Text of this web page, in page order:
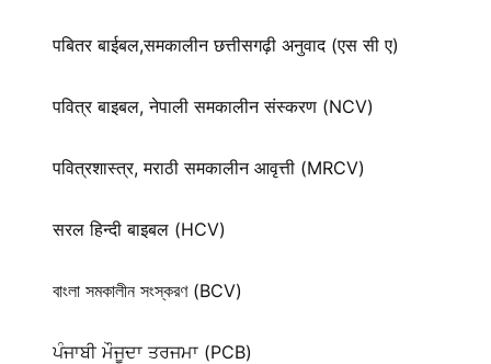
पबितर बाईबल,समकालीन छत्तीसगढ़ी अनुवाद (एस सी ए)
पवित्र बाइबल, नेपाली समकालीन संस्करण (NCV)
पवित्रशास्त्र, मराठी समकालीन आवृत्ती (MRCV)
सरल हिन्दी बाइबल (HCV)
বাংলা সমকালীন সংস্করণ (BCV)
ਪੰਜਾਬੀ ਮੌਜੂਦਾ ਤਰਜਮਾ (PCB)